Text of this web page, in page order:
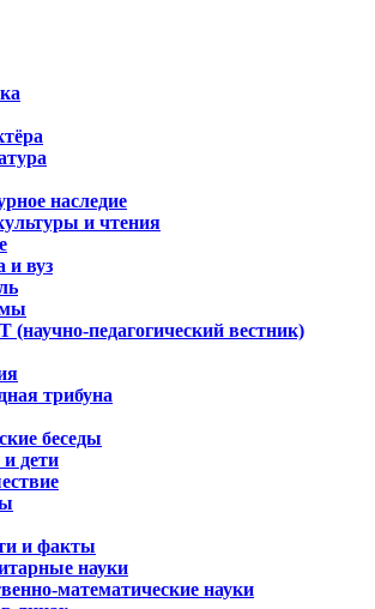
наследие
и чтения
вуз
педагогический вестник)
трибуна
беседы
дети
и факты
науки
математические науки